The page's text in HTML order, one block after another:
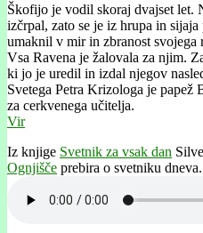
Škofijo je vodil skoraj dvajset let.
izčrpal, zato se je iz hrupa in sijaja
umaknil v mir in zbranost svojega
Vsa Ravena je žalovala za njim.
ki jo je uredil in izdal njegov
Svetega Petra Krizologa je
za cerkvenega učitelja.
Vir
Iz knjige Svetnik za vsak dan
Ognjišče prebira o svetniku dneva.